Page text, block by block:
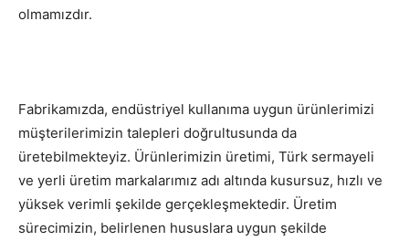
olmamızdır.
Fabrikamızda, endüstriyel kullanıma uygun ürünlerimizi
müşterilerimizin talepleri doğrultusunda da
üretebilmekteyiz. Ürünlerimizin üretimi, Türk sermayeli
ve yerli üretim markalarımız adı altında kusursuz, hızlı ve
yüksek verimli şekilde gerçekleşmektedir. Üretim
sürecimizin, belirlenen hususlara uygun şekilde